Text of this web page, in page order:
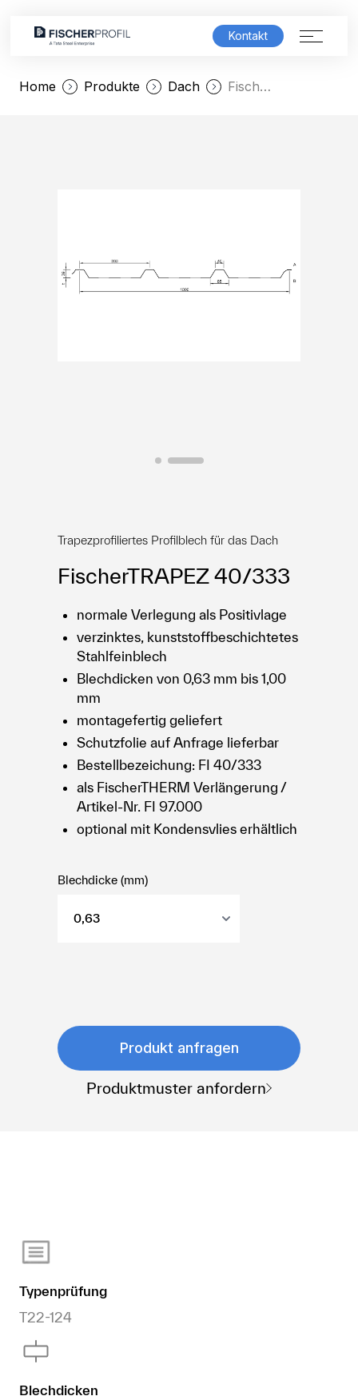
Kontakt
Produktwelt
Karriere
Home Produkte Dach FischerTRAPEZ 40/333
Trapezprofiliertes Profilblech für das Dach
FischerTRAPEZ 40/333
normale Verlegung als Positivlage
verzinktes, kunststoffbeschichtetes
Stahlfeinblech
Blechdicken von 0,63 mm bis 1,00
mm
montagefertig geliefert
Schutzfolie auf Anfrage lieferbar
Bestellbezeichung: FI 40/333
als FischerTHERM Verlängerung /
Artikel-Nr. FI 97.000
optional mit Kondensvlies erhältlich
Blechdicke (mm)
Produkt anfragen
Produktmuster anfordern
Typenprüfung
T22-124
Blechdicken